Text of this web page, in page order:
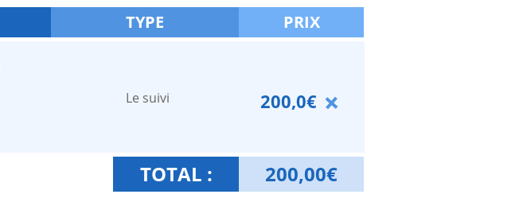
TYPE PRIX
Le suivi 200,0€
TOTAL : 200,00€